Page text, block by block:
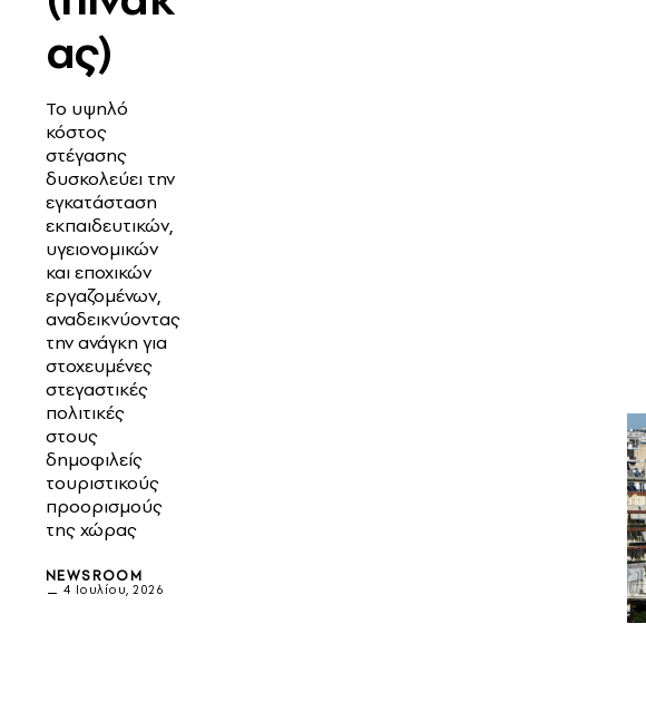
ας)
Το υψηλό
κόστος
στέγασης
δυσκολεύει την
εγκατάσταση
εκπαιδευτικών,
υγειονομικών
και εποχικών
εργαζομένων,
αναδεικνύοντας
την ανάγκη για
στοχευμένες
στεγαστικές
πολιτικές
στους
δημοφιλείς
τουριστικούς
προορισμούς
της χώρας
NEWSROOM
4 Ιουλίου, 2026